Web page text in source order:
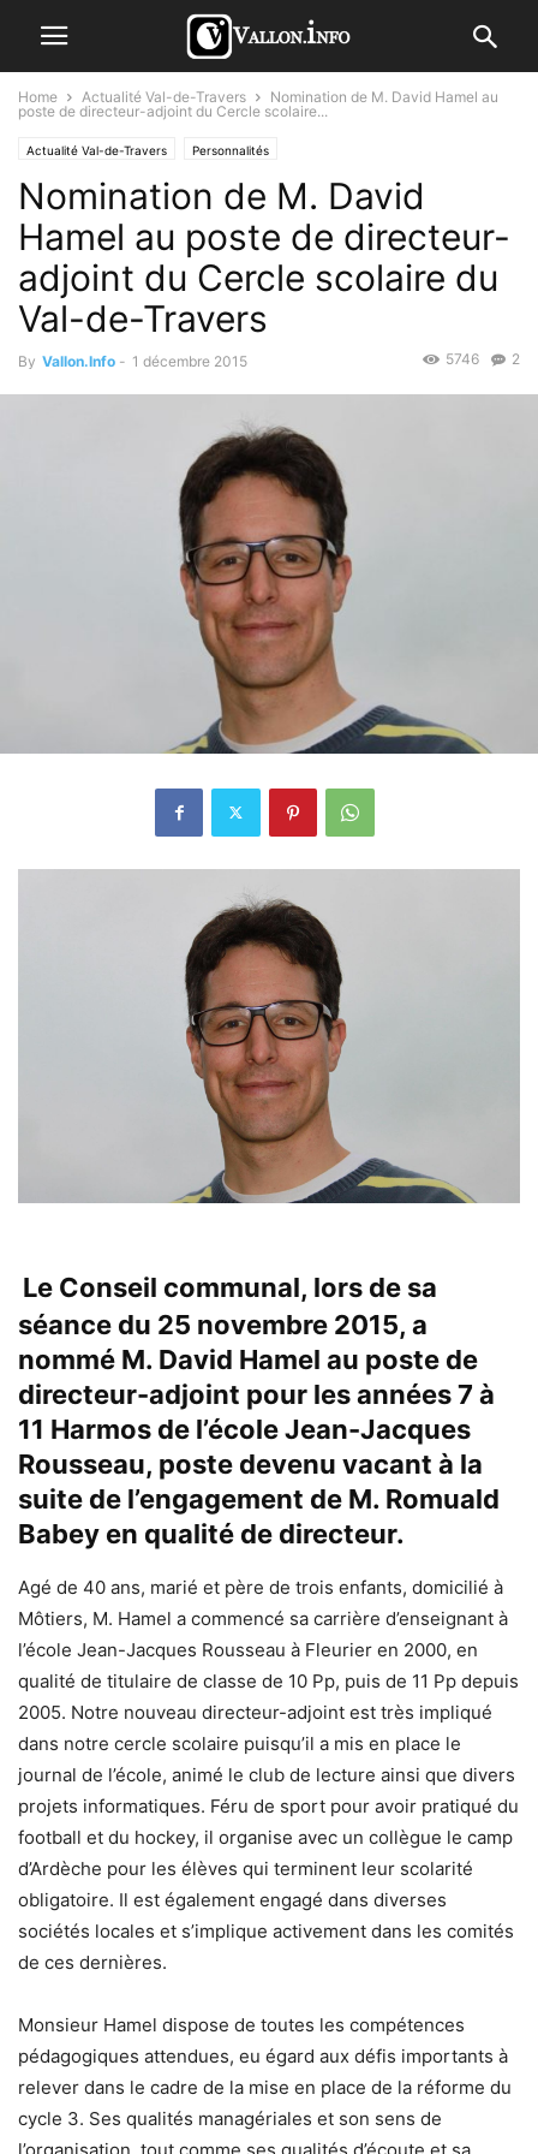
Home Actualité Val-de-Travers
Nomination de M. David Hamel au
poste de directeur-adjoint du Cercle scolaire...
Actualité Val-de-Travers Personnalités
Nomination de M. David
Hamel au poste de directeur-
adjoint du Cercle scolaire du
Val-de-Travers
By Vallon.Info - 1 décembre 2015 2
5746
Le Conseil communal, lors de sa
séance du 25 novembre 2015, a
nommé M. David Hamel au poste de
directeur-adjoint pour les années 7 à
11 Harmos de l’école Jean-Jacques
Rousseau, poste devenu vacant à la
suite de l’engagement de M. Romuald
Babey en qualité de directeur.
Agé de 40 ans, marié et père de trois enfants, domicilié à
Môtiers, M. Hamel a commencé sa carrière d’enseignant à
l’école Jean-Jacques Rousseau à Fleurier en 2000, en
qualité de titulaire de classe de 10 Pp, puis de 11 Pp depuis
2005. Notre nouveau directeur-adjoint est très impliqué
dans notre cercle scolaire puisqu’il a mis en place le
journal de l’école, animé le club de lecture ainsi que divers
projets informatiques. Féru de sport pour avoir pratiqué du
football et du hockey, il organise avec un collègue le camp
d’Ardèche pour les élèves qui terminent leur scolarité
obligatoire. Il est également engagé dans diverses
sociétés locales et s’implique activement dans les comités
de ces dernières.
Monsieur Hamel dispose de toutes les compétences
pédagogiques attendues, eu égard aux défis importants à
relever dans le cadre de la mise en place de la réforme du
cycle 3. Ses qualités managériales et son sens de